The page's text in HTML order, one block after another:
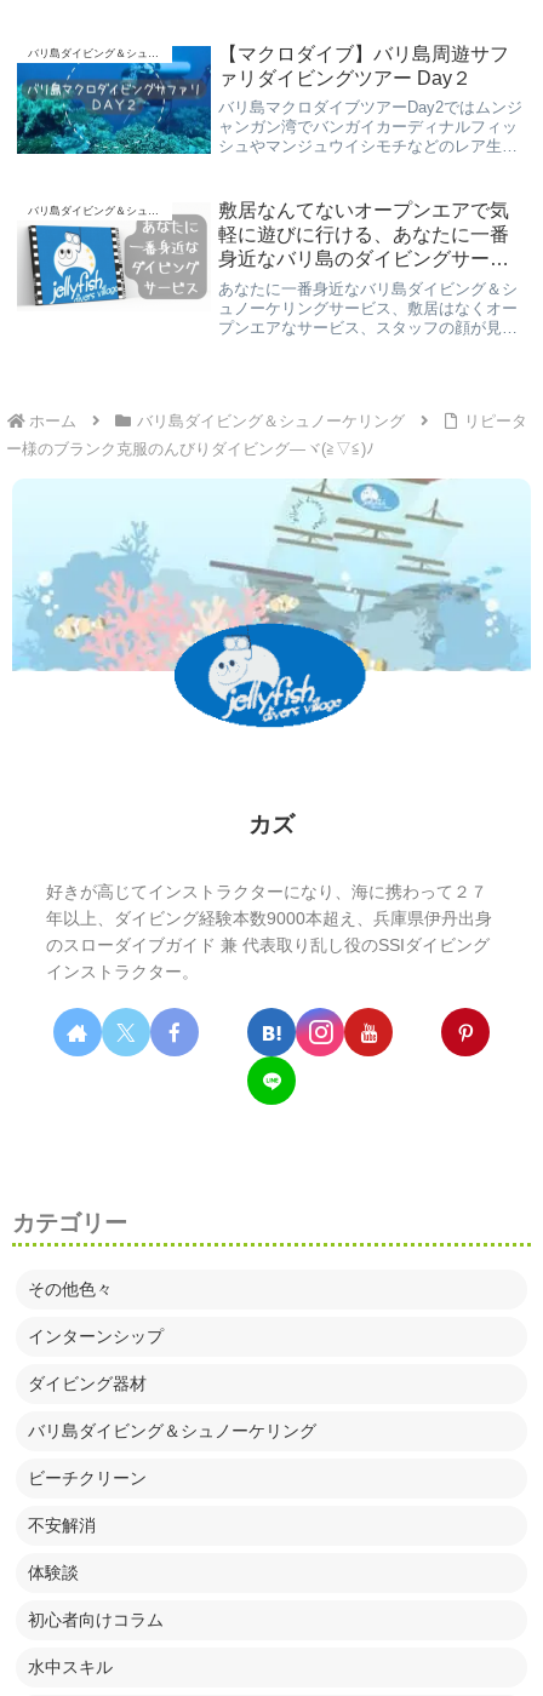
頂きます。
バリ島ダイビング＆シュノーケリング
【マクロダイブ】バリ島周遊サフ
ァリダイビングツアー Day２
バリ島マクロダイブツアーDay2ではムンジ
ャンガン湾でバンガイカーディナルフィッ
シュやマンジュウイシモチなどのレア生物
バリ島ダイビング＆シュノーケリング
敷居なんてないオープンエアで気
軽に遊びに行ける、あなたに一番
身近なバリ島のダイビングサービ
ス(*^^)v
あなたに一番身近なバリ島ダイビング＆シ
ュノーケリングサービス、敷居はなくオー
プンエアなサービス、スタッフの顔が見
ホーム
バリ島ダイビング＆シュノーケリング
リピータ
ー様のブランク克服のんびりダイビング―ヾ(≧▽≦)ﾉ
カズ
好きが高じてインストラクターになり、海に携わって２７
年以上、ダイビング経験本数9000本超え、兵庫県伊丹出身
のスローダイブガイド 兼 代表取り乱し役のSSIダイビング
インストラクター。
カテゴリー
その他色々
インターンシップ
ダイビング器材
バリ島ダイビング＆シュノーケリング
ビーチクリーン
不安解消
体験談
初心者向けコラム
水中スキル